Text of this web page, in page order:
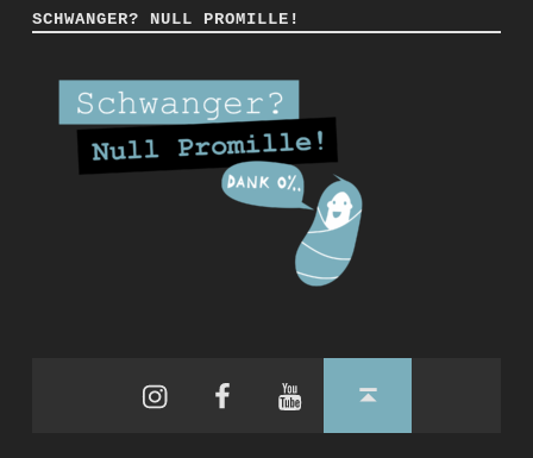
SCHWANGER? NULL PROMILLE!
FacebookYouTubeBack to top ↑